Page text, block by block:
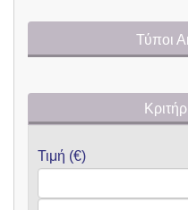
Τύποι
Τιμή (€)